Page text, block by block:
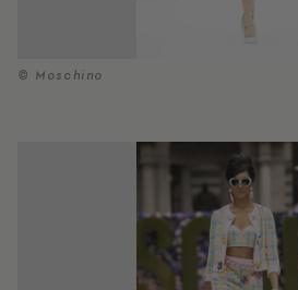
© Moschino